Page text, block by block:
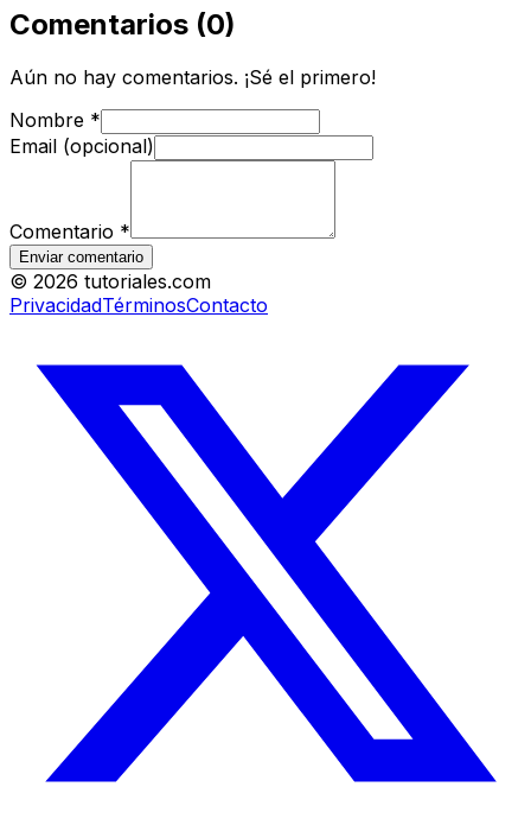
Comentarios (0)
Aún no hay comentarios. ¡Sé el primero!
Nombre *
Email (opcional)
Comentario *
Enviar comentario
© 2026 tutoriales.com
PrivacidadTérminosContacto